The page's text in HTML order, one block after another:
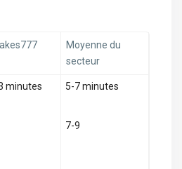
Moyenne du
secteur
minutes 5-7 minutes
7-9